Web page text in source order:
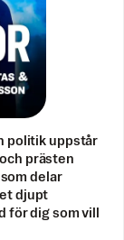
politik uppstår
prästen
delar
djupt
för dig som vill